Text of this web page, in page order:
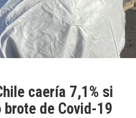
caería 7,1% si
de Covid-19